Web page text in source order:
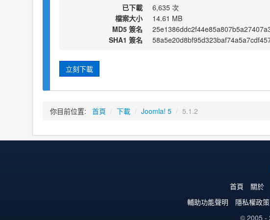
已下載
6,635 次
檔案大小
14.61 MB
MD5 簽名
SHA1 簽名
立刻下載
你目前位置: 首頁 / 下載 / Joomla! 5 / 5.1.2
首頁 關於
輔助功能聲明
隱私權政策
© 2005 -